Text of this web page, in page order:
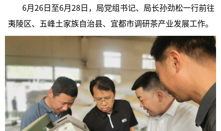
6月26日至6月28日，局党组书记、局长孙劲松一行前往
夷陵区、五峰土家族自治县、宜都市调研茶产业发展工作。